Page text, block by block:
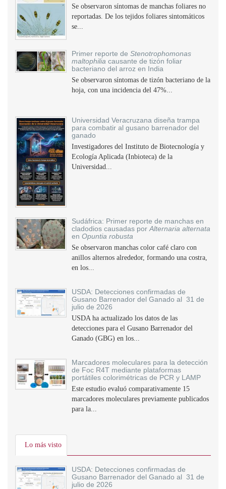
Se observaron síntomas de manchas foliares no
reportadas. De los tejidos foliares sintomáticos
se...
Primer reporte de Stenotrophomonas
maltophilia causante de tizón foliar
bacteriano del arroz en India
Se observaron síntomas de tizón bacteriano de la
hoja, con una incidencia del 47%...
Universidad Veracruzana diseña trampa
para combatir al gusano barrenador del
ganado
Investigadores del Instituto de Biotecnología y
Ecología Aplicada (Inbioteca) de la
Universidad...
Sudáfrica: Primer reporte de manchas en
cladodios causadas por Alternaria alternata
en Opuntia robusta
Se observaron manchas color café claro con
anillos alternos alrededor, formando una costra,
en los...
USDA: Detecciones confirmadas de
Gusano Barrenador del Ganado al 31 de
julio de 2026
USDA ha actualizado los datos de las
detecciones para el Gusano Barrenador del
Ganado (GBG) en los...
Marcadores moleculares para la detección
de Foc R4T mediante plataformas
portátiles colorimétricas de PCR y LAMP
Este estudio evaluó comparativamente 15
marcadores moleculares previamente publicados
para la...
Lo más visto
USDA: Detecciones confirmadas de
Gusano Barrenador del Ganado al 31 de
julio de 2026